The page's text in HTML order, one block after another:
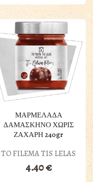
ΜΑΡΜΕΛΑΔΑ
ΔΑΜΑΣΚΗΝΟ ΧΩΡΙΣ
ΖΑΧΑΡΗ 240gr
TO FILEMA TIS LELAS
4.40€